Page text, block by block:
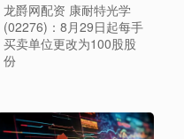
龙爵网配资 康耐特光学
(02276)：8月29日起每手
买卖单位更改为100股股
份